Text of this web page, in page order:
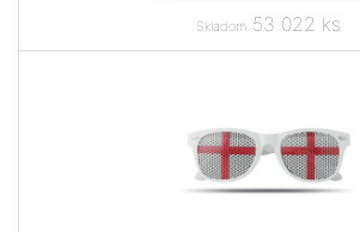
Skladom 53 022 ks